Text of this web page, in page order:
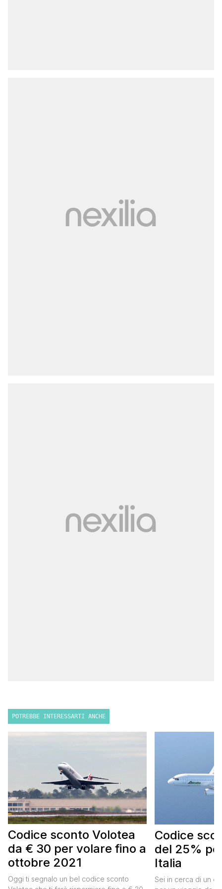
POTREBBE INTERESSARTI ANCHE
Codice sconto Volotea
da € 30 per volare fino a
ottobre 2021
Oggi ti segnalo un bel codice sconto
Codice
del 25%
Italia
Sei in cerca di un